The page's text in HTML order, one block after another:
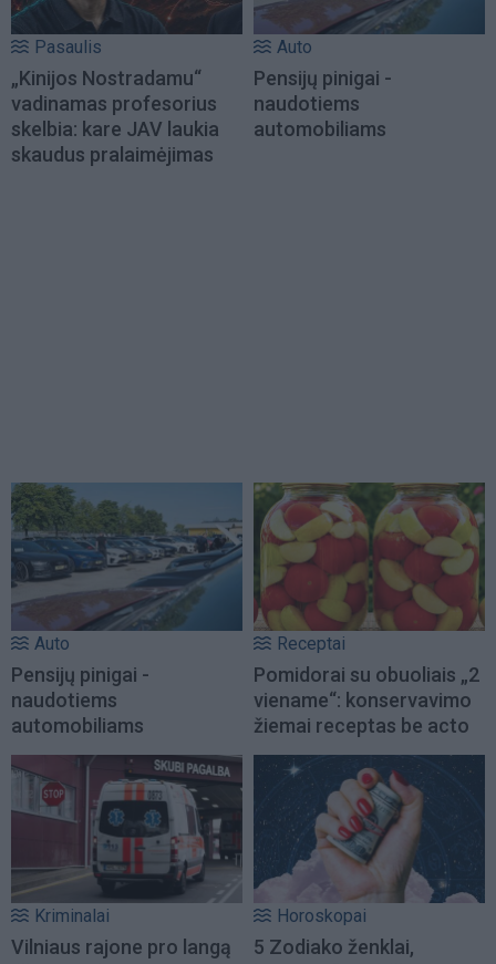
Pasaulis
„Kinijos Nostradamu“
vadinamas profesorius
skelbia: kare JAV laukia
skaudus pralaimėjimas
Auto
Pensijų pinigai -
naudotiems
automobiliams
Auto
Pensijų pinigai -
naudotiems
automobiliams
Receptai
Pomidorai su obuoliais „2
viename“: konservavimo
žiemai receptas be acto
Kriminalai
Vilniaus rajone pro langą
Horoskopai
5 Zodiako ženklai,